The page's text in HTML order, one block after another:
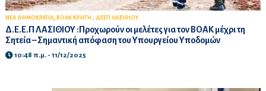
ΝΕΑ ΔΗΜΟΚΡΑΤΙΑ, ΒΟΑΚ ΚΡΗΤΗ , ΔΕΕΠ ΛΑΣΙΘΙΟΥ
Δ.Ε.Ε.Π ΛΑΣΙΘΙΟΥ :Προχωρούν οι μελέτες για τον ΒΟΑΚ μέχρι τη
Σητεία – Σημαντική απόφαση του Υπουργείου Υποδομών
10:48 π.μ. - 11/12/2025